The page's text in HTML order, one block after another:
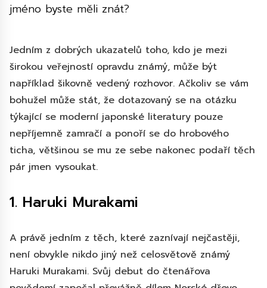
jméno byste měli znát?
Jedním z dobrých ukazatelů toho, kdo je mezi
širokou veřejností opravdu známý, může být
například šikovně vedený rozhovor. Ačkoliv se vám
bohužel může stát, že dotazovaný se na otázku
týkající se moderní japonské literatury pouze
nepříjemně zamračí a ponoří se do hrobového
ticha, většinou se mu ze sebe nakonec podaří těch
pár jmen vysoukat.
1. Haruki Murakami
A právě jedním z těch, které zaznívají nejčastěji,
není obvykle nikdo jiný než celosvětově známý
Haruki Murakami. Svůj debut do čtenářova